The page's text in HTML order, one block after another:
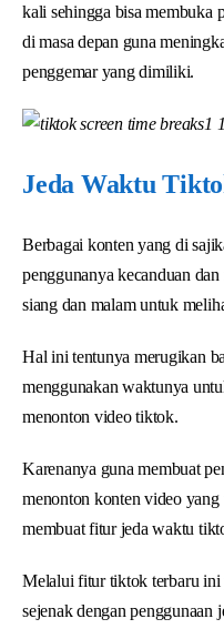
kali sehingga bisa membuka
di masa depan guna
penggemar yang dimiliki.
Jeda Waktu
Berbagai konten yang di
penggunanya kecanduan
siang dan malam untuk
Hal ini tentunya merugikan
menggunakan waktunya
menonton video tiktok.
Karenanya guna membuat
menonton konten video
membuat fitur jeda waktu
Melalui fitur tiktok terbaru ini
sejenak dengan